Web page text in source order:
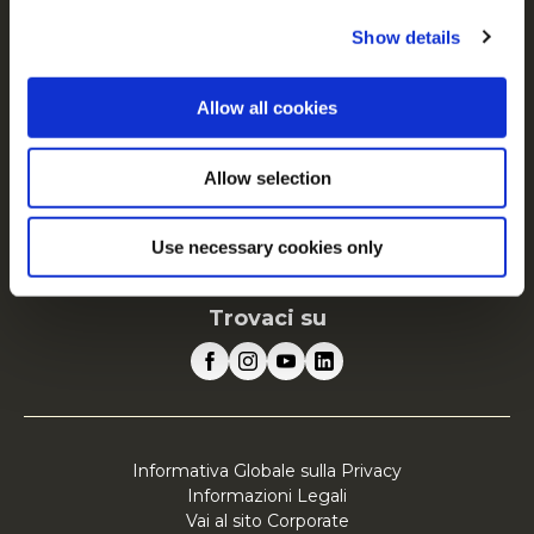
Show details
Allow all cookies
Allow selection
Use necessary cookies only
Servizio
Vai al sito Corporate
Vai al sito Retail
McCain in Europa
Visualizza tutti i paesi
Trovaci su
Informativa Globale sulla Privacy
Informazioni Legali
Vai al sito Corporate